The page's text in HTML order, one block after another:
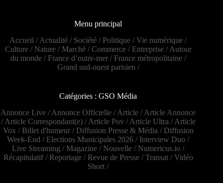
Menu principal
Accueil /Actualité / Société / Politique /Vie numérique /
Culture/ Nature/ Marché/Commerce/ Entreprise/Autour
du monde/ France d’outre-mer/ France métropolitaine/
Grand sud-ouest parisien /
Catégories : GSO Média
Annonce Live /Annonce Officielle /Article /Article Annonce
/Article Correspondant(e)/Article Pov/Article Ultra /Article
Vox / Billet d'humeur/ Diffusion Presse & Média / Diffusion
Week-End / Elections Municipales 2026 / Interview Duo /
Live Streaming / Magazine / Nouvelle / Numericus.io /
Récapitulatif/ Reportage/ Revue de Presse/Transat/Vidéo
Short /